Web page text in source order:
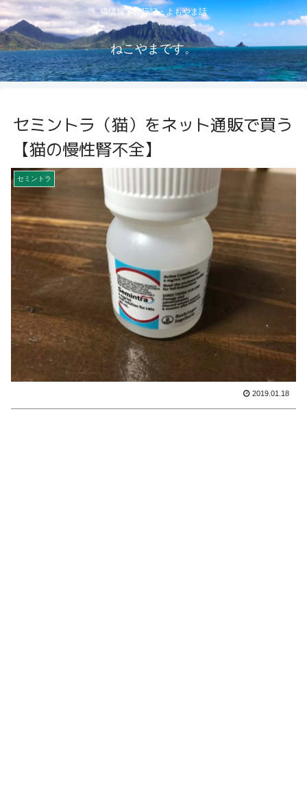
猫情報・旅行記・よもやま話
ねこやまです。
セミントラ（猫）をネット通販で買う
【猫の慢性腎不全】
セミントラ
2019.01.18